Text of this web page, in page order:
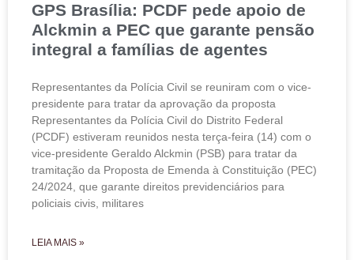
GPS Brasília: PCDF pede apoio de
Alckmin a PEC que garante pensão
integral a famílias de agentes
Representantes da Polícia Civil se reuniram com o vice-
presidente para tratar da aprovação da proposta
Representantes da Polícia Civil do Distrito Federal
(PCDF) estiveram reunidos nesta terça-feira (14) com o
vice-presidente Geraldo Alckmin (PSB) para tratar da
tramitação da Proposta de Emenda à Constituição (PEC)
24/2024, que garante direitos previdenciários para
policiais civis, militares
LEIA MAIS »